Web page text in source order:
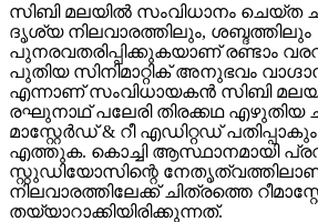
സിബി മലയിൽ സംവിധാനം ചെയ്ത
ദൃശ്യ നിലവാരത്തിലും, ശബ്ദത്തിലും
പുനരവതരിപ്പിക്കുകയാണ് രണ്ടാം
പുതിയ സിനിമാറ്റിക് അനുഭവം
എന്നാണ് സംവിധായകൻ സിബി
രഘുനാഥ് പലേരി തിരക്കഥ എഴുതിയ
മാസ്റ്റേർഡ് & റീ എഡിറ്റഡ്
എത്തുക. കൊച്ചി ആസ്ഥാനമായി
സ്റ്റുഡിയോസിന്റെ
നിലവാരത്തിലേക്ക് ചിത്രത്തെ
തയ്യാറാക്കിയിരിക്കുന്നത്.